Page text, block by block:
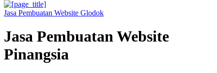
Jasa Pembuatan Website Glodok
Jasa Pembuatan Website
Pinangsia